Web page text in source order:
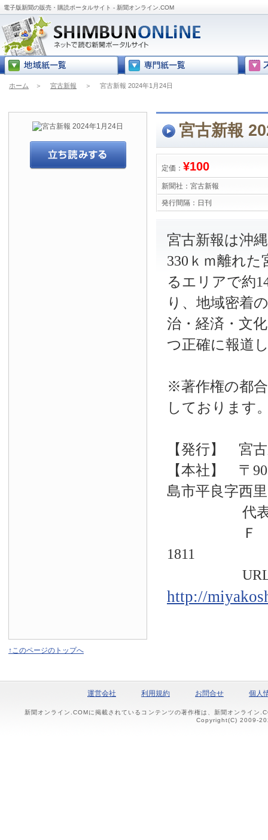
電子版新聞の販売・購読ポータルサイト - 新聞オンライン.COM
ホーム ＞ 宮古新報 ＞ 宮古新報 2024年1月24日
宮古新報
定価： ¥100
新聞社： 宮古新報
発行間隔： 日刊
宮古新報は沖
330ｋｍ離れ
るエリアで約
り、地域密着
治・経済・文
つ正確に報道
※著作権の都
しております
【発行】 宮
【本社】 〒
島市平良字西
代表電話
Ｆ Ａ
1811
URL
http://
↑このページのトップへ
運営会社 利用規約 お問合せ 個人
新聞オンライン.COMに掲載されているコンテンツの著作権は、新聞オンライン
Copyright(C) 2009-